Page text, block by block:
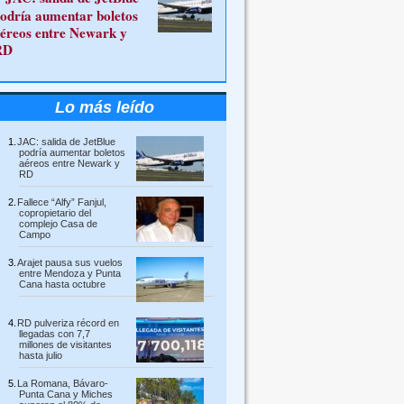
aumentar boletos
entre Newark y
Lo más leído
JAC: salida de JetBlue
podría aumentar boletos
aéreos entre Newark y
RD
Fallece “Alfy” Fanjul,
copropietario del
complejo Casa de
Campo
Arajet pausa sus vuelos
entre Mendoza y Punta
Cana hasta octubre
RD pulveriza récord en
llegadas con 7,7
millones de visitantes
hasta julio
La Romana, Bávaro-
Punta Cana y Miches